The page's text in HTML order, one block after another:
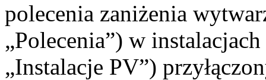
polecenia zaniżenia
„Polecenia”) w
„Instalacje PV”)